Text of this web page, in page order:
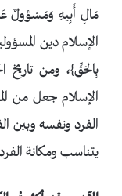
مَالِ أَبِيهِ وَمَسْؤولٌ
الإسلام دين
بِالحَقِّ}، ومن تاريخ
الإسلام جعل من
الفرد ونفسه وبين
يتناسب ومكانة